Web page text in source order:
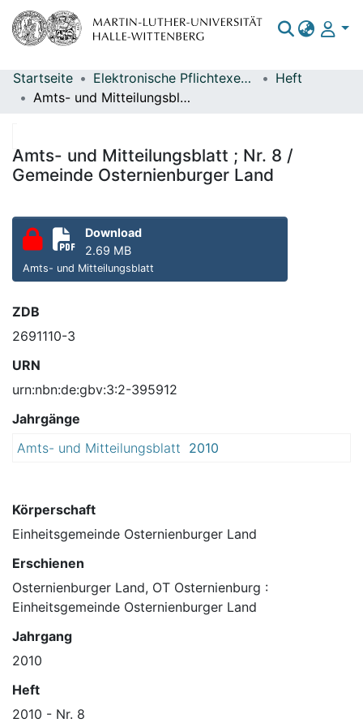
Bereiche & Sammlungen
Statistiken
Startseite Elektronische Pflichtexemplare
Heft
Amts- und Mitteilungsblatt ; Nr. 8 / Gemeinde Osternienburger Land
Amts- und Mitteilungsblatt ; Nr. 8 /
Gemeinde Osternienburger Land
Download
2.69 MB
Amts- und Mitteilungsblatt
ZDB
2691110-3
URN
urn:nbn:de:gbv:3:2-395912
Jahrgänge
Amts- und Mitteilungsblatt 2010
Körperschaft
Einheitsgemeinde Osternienburger Land
Erschienen
Osternienburger Land, OT Osternienburg :
Einheitsgemeinde Osternienburger Land
Jahrgang
2010
Heft
2010 - Nr. 8